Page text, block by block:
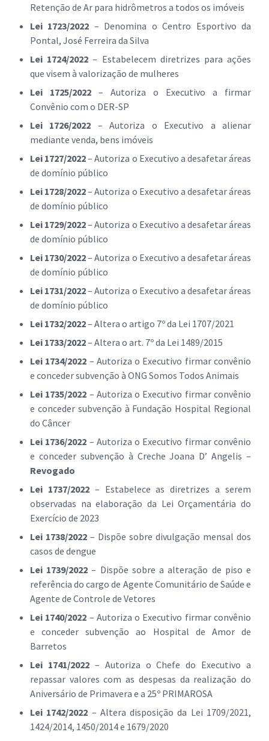
Retenção de Ar para hidrômetros a todos os imóveis
Lei 1723/2022 – Denomina o Centro Esportivo da
Pontal, José Ferreira da Silva
Lei 1724/2022 – Estabelecem diretrizes para ações
que visem à valorização de mulheres
Lei 1725/2022 – Autoriza o Executivo a firmar
Convênio com o DER-SP
Lei 1726/2022 – Autoriza o Executivo a alienar
mediante venda, bens imóveis
Lei 1727/2022– Autoriza o Executivo a desafetar áreas
de domínio público
Lei 1728/2022– Autoriza o Executivo a desafetar áreas
de domínio público
Lei 1729/2022– Autoriza o Executivo a desafetar áreas
de domínio público
Lei 1730/2022– Autoriza o Executivo a desafetar áreas
de domínio público
Lei 1731/2022– Autoriza o Executivo a desafetar áreas
de domínio público
Lei 1732/2022– Altera o artigo 7º da Lei 1707/2021
Lei 1733/2022– Altera o art. 7º da Lei 1489/2015
Lei 1734/2022 – Autoriza o Executivo firmar convênio
e conceder subvenção à ONG Somos Todos Animais
Lei 1735/2022 – Autoriza o Executivo firmar convênio
e conceder subvenção à Fundação Hospital Regional
do Câncer
Lei 1736/2022 – Autoriza o Executivo firmar convênio
e conceder subvenção à Creche Joana D’ Angelis –
Revogado
Lei 1737/2022– Estabelece as diretrizes a serem
observadas na elaboração da Lei Orçamentária do
Exercício de 2023
Lei 1738/2022 – Dispõe sobre divulgação mensal dos
casos de dengue
Lei 1739/2022 – Dispõe sobre a alteração de piso e
referência do cargo de Agente Comunitário de Saúde e
Agente de Controle de Vetores
Lei 1740/2022 – Autoriza o Executivo firmar convênio
e conceder subvenção ao Hospital de Amor de
Barretos
Lei 1741/2022– Autoriza o Chefe do Executivo a
repassar valores com as despesas da realização do
Aniversário de Primavera e a 25º PRIMAROSA
Lei 1742/2022 – Altera disposição da Lei 1709/2021,
1424/2014, 1450/2014 e 1679/2020